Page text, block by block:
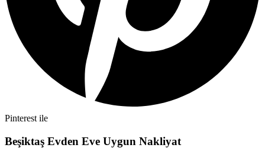
Pinterest ile
Beşiktaş Evden Eve Uygun Nakliyat